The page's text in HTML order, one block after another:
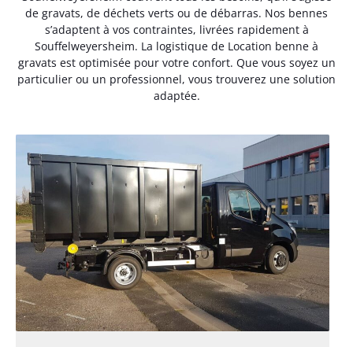
de gravats, de déchets verts ou de débarras. Nos bennes
s’adaptent à vos contraintes, livrées rapidement à
Souffelweyersheim. La logistique de Location benne à
gravats est optimisée pour votre confort. Que vous soyez un
particulier ou un professionnel, vous trouverez une solution
adaptée.